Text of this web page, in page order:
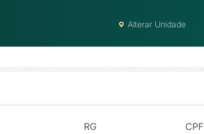
Alterar Unidade
RG CPF